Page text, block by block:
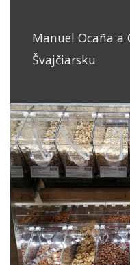
Manuel Ocaña a
Švajčiarsku